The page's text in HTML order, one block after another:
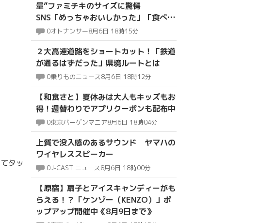
タッ
量”ファミチキのサイズに驚愕
SNS「めっちゃおいしかった」「食べ応
え満点でした」
0オトナンサー8月6日 18時15分
２大高速道路をショートカット！「鉄道
が通るはずだった」県境ルートとは
0乗りものニュース8月6日 18時12分
【和食さと】夏休みは大人もキッズもお
得！週替わりでアプリクーポンも配布中
0東京バーゲンマニア8月6日 18時04分
上質で没入感のあるサウンド ヤマハの
ワイヤレススピーカー
0J-CAST ニュース8月6日 18時00分
【原宿】扇子とアイスキャンディーがも
らえる！？「ケンゾー（KENZO）」ポ
ップアップ開催中《8月9日まで》